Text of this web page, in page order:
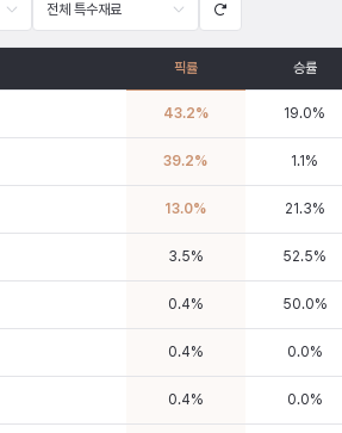
전체 특수재료
픽률 승률
43.2% 19.0%
39.2% 1.1 %
13.0% 21.3%
3.5% 52.5%
0.4% 50.0%
0.4% 0.0%
0.4% 0.0%